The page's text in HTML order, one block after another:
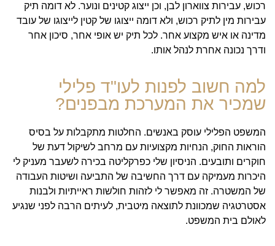
רכוש, עבירות צווארון לבן, וכן ייצוג קטינים ונוער. לא דומה תיק
עבירות מין לתיק רכוש, ולא דומה ייצוגו של קטין לייצוגו של עובד
מדינה או איש מקצוע אחר. לכל תיק יש אופי אחר, סיכון אחר
ודרך נכונה אחרת לנהל אותו.
למה חשוב לפנות לעו"ד פלילי
שמכיר את המערכת מבפנים?
המשפט הפלילי עוסק באנשים. החלטות מתקבלות על בסיס
הוראות החוק, הנחיות מקצועיות עם מרחב לשיקול דעת של
חוקרים ותובעים. הניסיון שלי כפרקליטה בכירה לשעבר מעניק לי
היכרות מעמיקה עם דרך החשיבה של התביעה ושיטות העבודה
של המשטרה. זה מאפשר לי לזהות חולשות ראייתיות ולבנות
אסטרטגיה שמכוונת לתוצאה מיטבית, לעיתים הרבה לפני שנגיע
לאולם בית המשפט.